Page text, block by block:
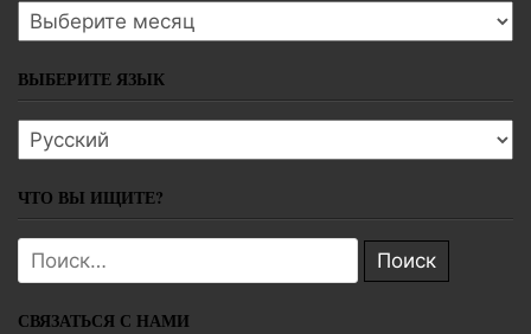
Архивы
ВЫБЕРИТЕ ЯЗЫК
Выберите язык
ЧТО ВЫ ИЩИТЕ?
Поиск:
СВЯЗАТЬСЯ С НАМИ